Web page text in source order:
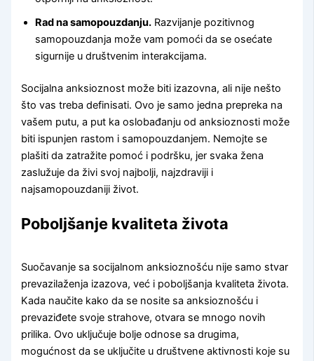
Rad na samopouzdanju. Razvijanje pozitivnog
samopouzdanja može vam pomoći da se osećate
sigurnije u društvenim interakcijama.
Socijalna anksioznost može biti izazovna, ali nije nešto
što vas treba definisati. Ovo je samo jedna prepreka na
vašem putu, a put ka oslobađanju od anksioznosti može
biti ispunjen rastom i samopouzdanjem. Nemojte se
plašiti da zatražite pomoć i podršku, jer svaka žena
zaslužuje da živi svoj najbolji, najzdraviji i
najsamopouzdaniji život.
Poboljšanje kvaliteta života
Suočavanje sa socijalnom anksioznošću nije samo stvar
prevazilaženja izazova, već i poboljšanja kvaliteta života.
Kada naučite kako da se nosite sa anksioznošću i
prevaziđete svoje strahove, otvara se mnogo novih
prilika. Ovo uključuje bolje odnose sa drugima,
mogućnost da se uključite u društvene aktivnosti koje su